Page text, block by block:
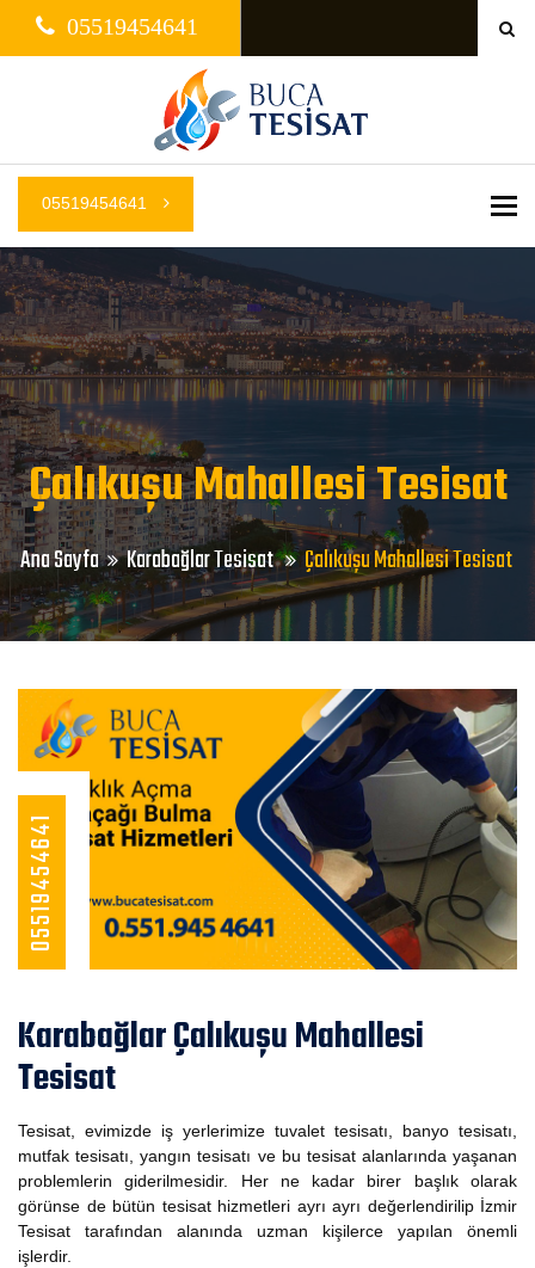
05519454641
05519454641
Çalıkuşu Mahallesi Tesisat
Ana Sayfa Karabağlar Tesisat Çalıkuşu Mahallesi Tesisat
05519454641
Karabağlar Çalıkuşu Mahallesi
Tesisat
Tesisat, evimizde iş yerlerimize tuvalet tesisatı, banyo tesisatı,
mutfak tesisatı, yangın tesisatı ve bu tesisat alanlarında yaşanan
problemlerin giderilmesidir. Her ne kadar birer başlık olarak
görünse de bütün tesisat hizmetleri ayrı ayrı değerlendirilip İzmir
Tesisat tarafından alanında uzman kişilerce yapılan önemli
işlerdir.